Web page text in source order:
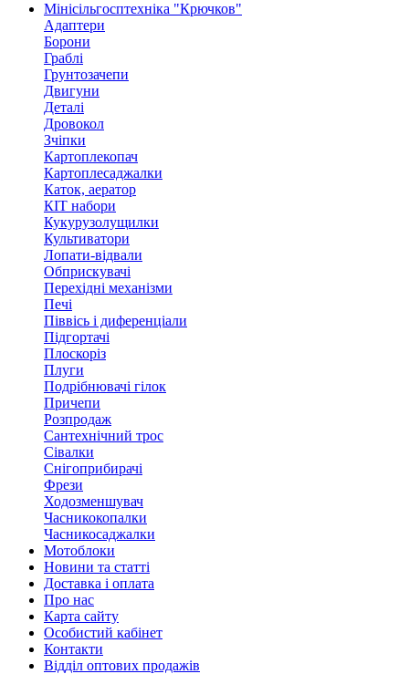
Мінісільгосптехніка "Крючков"
Адаптери
Борони
Граблі
Грунтозачепи
Двигуни
Деталі
Дровокол
Зчіпки
Картоплекопач
Картоплесаджалки
Каток, аератор
КІТ набори
Кукурузолущилки
Культиватори
Лопати-відвали
Обприскувачі
Перехідні механізми
Печі
Піввісь і диференціали
Підгортачі
Плоскоріз
Плуги
Подрібнювачі гілок
Причепи
Розпродаж
Сантехнічний трос
Сівалки
Снігоприбирачі
Фрези
Ходозменшувач
Часникокопалки
Часникосаджалки
Мотоблоки
Новини та статті
Доставка і оплата
Про нас
Карта сайту
Особистий кабінет
Контакти
Відділ оптових продажів